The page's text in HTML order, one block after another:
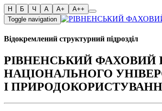
Toggle navigation
Відокремлений структурний підрозділ
РІВНЕНСЬКИЙ ФАХОВИЙ
НАЦІОНАЛЬНОГО
І